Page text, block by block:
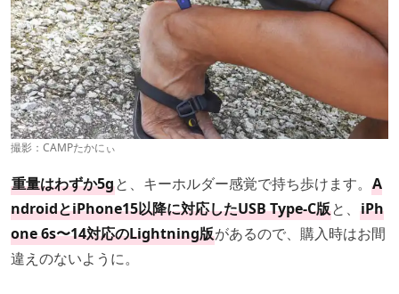
撮影： CAMPたかにぃ
重量はわずか5gと、キーホルダー感覚で持ち歩けます。 A
ndroidとiPhone15以降に対応したUSB Type-C版と、 iPh
one 6s〜14対応のLightning版があるので、購入時はお間
違えのないように。